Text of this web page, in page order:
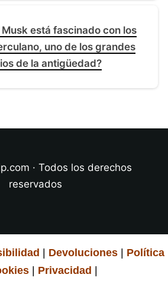
Musk está fascinado con los
uno de los grandes
de la antigüedad?
· Todos los derechos
reservados
Devoluciones
Política
| Privacidad